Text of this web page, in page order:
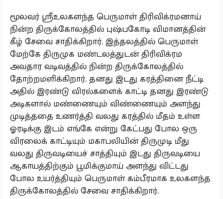
மூலவர் ஸ்ரீஉலகளந்த பெருமாள் திரிவிக்ரமனாய்
நின்ற திருக்கோலத்தில் புஷ்பகோடி விமானத்தின்
கீழ் சேவை சாதிக்கிறார். இத்தலத்தில் பெருமாள்
மேற்கே திருமுக மண்டலத்துடன் திரிவிக்ரம
அவதார வடிவத்தில் நின்ற திருக்கோலத்தில்
தோற்றமளிக்கிறார். தனது இடது கரத்தினை நீட்டி
அதில் இரண்டு விரல்களைக் காட்டி தனது இரண்டு
அடிகளால் மண்ணையும் விண்ணையும் அளந்து
முடித்ததை உணர்த்தி வலது கரத்தில் மீதம் உள்ள
ஓரடிக்கு இடம் எங்கே என்று கேட்பது போல ஒரு
விரலைக் காட்டியும் மகாபலியின் திருமுடி மீது
வலது திருவடியைச் சாத்தியும் இடது திருவடியை
ஆகாயத்திற்கும் பூமிக்குமாய் அளந்து விட்டது
போல உயர்த்தியும் பெருமாள் கம்பீரமாக உலகளந்த
திருக்கோலத்தில் சேவை சாதிக்கிறார்.